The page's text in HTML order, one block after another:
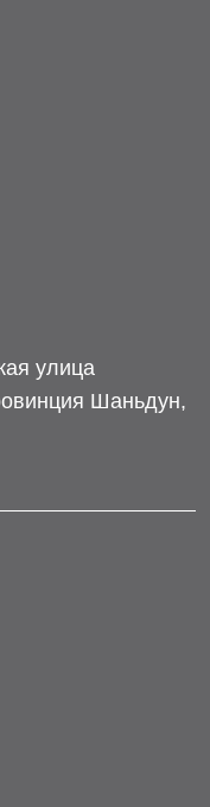
улица
Шаньдун,